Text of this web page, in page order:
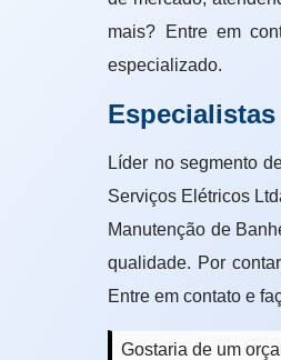
mais? Entre em
especializado.
Líder no segmento
Serviços Elétricos
Manutenção de
qualidade. Por
Entre em contato e
Gostaria de um